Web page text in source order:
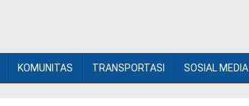
KOMUNITAS TRANSPORTASI SOSIAL MEDIA